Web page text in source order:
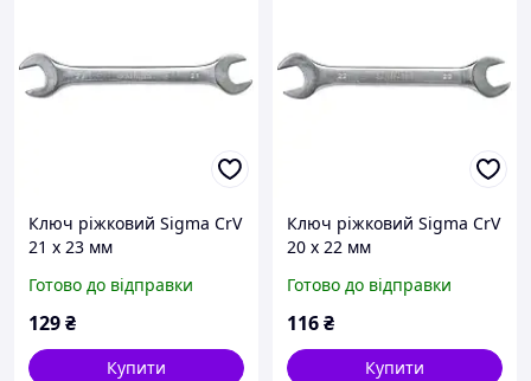
Ключ ріжковий Sigma CrV
21 х 23 мм
Готово до відправки
129₴
Купити
Ключ ріжковий Sigma CrV
20 х 22 мм
Готово до відправки
116₴
Купити